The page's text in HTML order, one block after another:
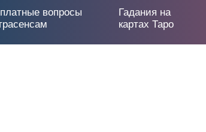
вопросы
Гадания на
картах Таро